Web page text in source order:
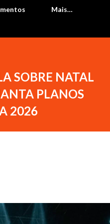
Mais…
SOBRE NATAL
PLANOS
2026